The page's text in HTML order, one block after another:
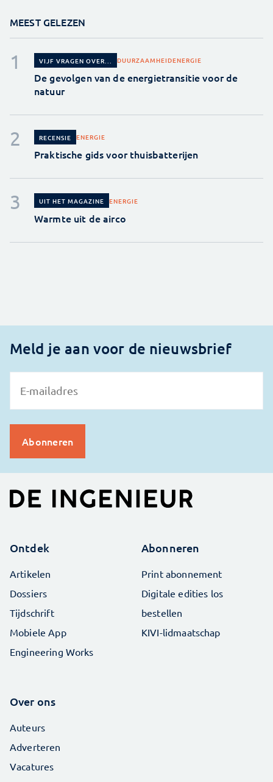
MEEST GELEZEN
VIJF VRAGEN OVER... DUURZAAMHEIDENERGIE
De gevolgen van de energietransitie voor de
natuur
RECENSIE ENERGIE
Praktische gids voor thuisbatterijen
UIT HET MAGAZINE ENERGIE
Warmte uit de airco
Meld je aan voor de nieuwsbrief
Ontdek
Artikelen
Dossiers
Tijdschrift
Mobiele App
Engineering Works
Abonneren
Print abonnement
Digitale edities los
bestellen
KIVI-lidmaatschap
Over ons
Auteurs
Adverteren
Vacatures